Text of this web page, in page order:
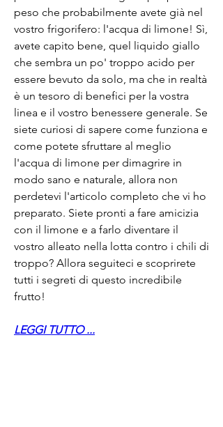
peso che probabilmente avete già nel
vostro frigorifero: l'acqua di limone! Sì,
avete capito bene, quel liquido giallo
che sembra un po' troppo acido per
essere bevuto da solo, ma che in realtà
è un tesoro di benefici per la vostra
linea e il vostro benessere generale. Se
siete curiosi di sapere come funziona e
come potete sfruttare al meglio
l'acqua di limone per dimagrire in
modo sano e naturale, allora non
perdetevi l'articolo completo che vi ho
preparato. Siete pronti a fare amicizia
con il limone e a farlo diventare il
vostro alleato nella lotta contro i chili di
troppo? Allora seguiteci e scoprirete
tutti i segreti di questo incredibile
frutto!
LEGGI TUTTO ...